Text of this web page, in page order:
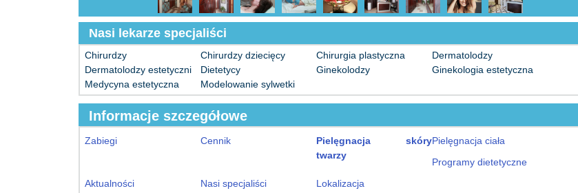
Nasi lekarze specjaliści
Chirurdzy Chirurdzy dziecięcy Chirurgia plastyczna
Dermatolodzy
Dermatolodzy estetyczni
Dietetycy Ginekolodzy
Ginekologia estetyczna
Medycyna estetyczna
Modelowanie sylwetki
Informacje szczegółowe
Zabiegi Cennik
Pielęgnacja skóry
twarzy
Pielęgnacja ciała
Programy dietetyczne
Aktualności
Nasi specjaliści Lokalizacja